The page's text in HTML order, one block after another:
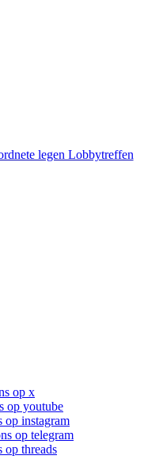
legen Lobbytreffen
op x
op youtube
op instagram
op telegram
op threads